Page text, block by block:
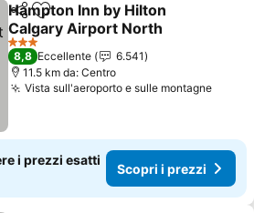
CondividiAggiungi ai preferiti
Hampton Inn by Hilton
Calgary Airport North
Scopri i prezzi
3 Stelle
8,8 Eccellente
6.541
11.5 km da: Centro
Vista sull'aeroporto e sulle montagne
i prezzi esatti
Scopri i prezzi